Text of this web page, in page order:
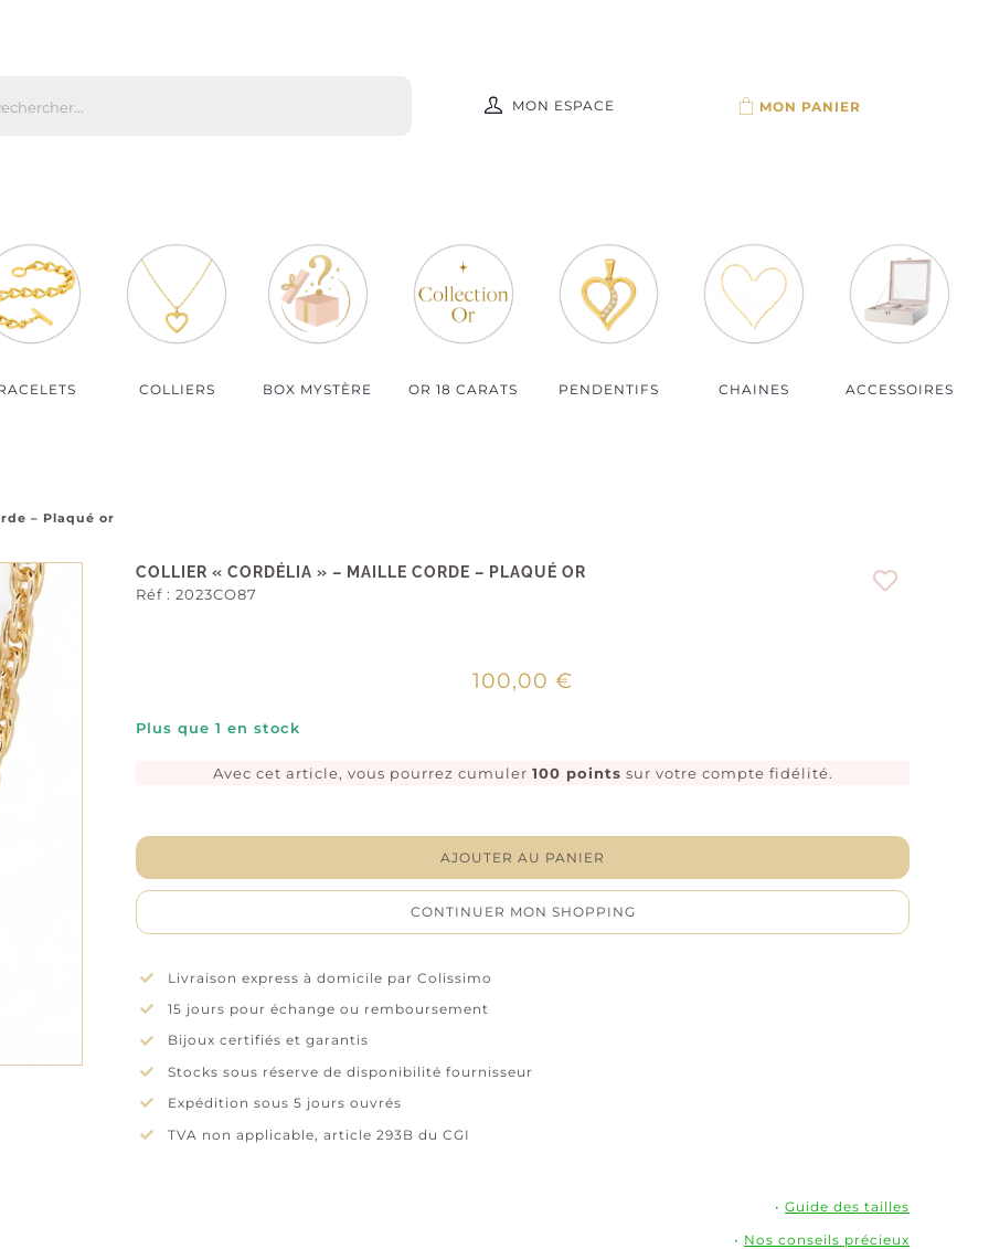
Bijoux Argent
Bijoux Plaqué Or
Bijoux Plaqué Or Rosé
Bijoux Homme
Bijoux Enfant
Bijoux de 100 à 150€
Bijoux de 150 à 200€
Bijoux plus de 200€
MON ESPACE
COLLIERS BOX MYSTÈRE OR 18 CARATS PENDENTIFS CHAINES ACCESSOIRES
– Plaqué or
COLLIER « CORDÉLIA » – MAILLE CORDE – PLAQUÉ OR
Réf :2023CO87
100,00€
Plus que 1 en stock
Avec cet article, vous pourrez cumuler 100 points sur votre compte fidélité.
de
Collier
"Cordélia"
or
AJOUTER AU PANIER
CONTINUER MON SHOPPING
Livraison express à domicile par Colissimo
15 jours pour échange ou remboursement
Bijoux certifiés et garantis
Stocks sous réserve de disponibilité fournisseur
Expédition sous 5 jours ouvrés
TVA non applicable, article 293B du CGI
•Guide des tailles
• Nos conseils précieux